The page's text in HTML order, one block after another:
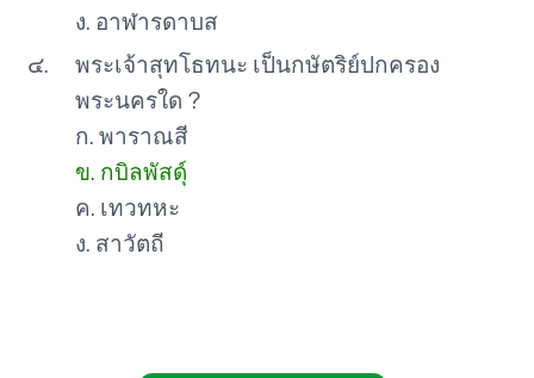
ง. อาฬารดาบส
๔.
พระเจ้าสุทโธทนะ เป็นกษัตริย์ปกครอง
พระนครใด ?
ก. พาราณสี
ข. กบิลพัสดุ์
ค. เทวทหะ
ง. สาวัตถี